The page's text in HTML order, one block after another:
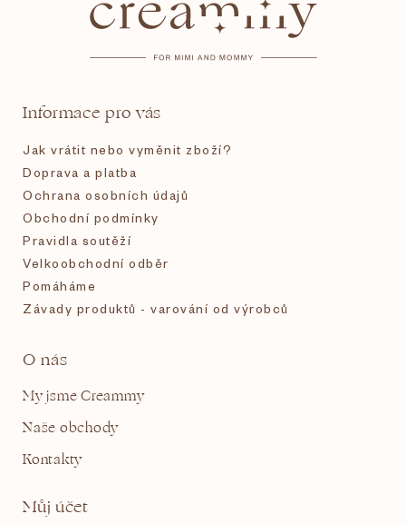
Informace pro vás
Jak vrátit nebo vyměnit zboží?
Doprava a platba
Ochrana osobních údajů
Obchodní podmínky
Pravidla soutěží
Velkoobchodní odběr
Pomáháme
Závady produktů - varování od výrobců
O nás
My jsme Creammy
Naše obchody
Kontakty
Můj účet